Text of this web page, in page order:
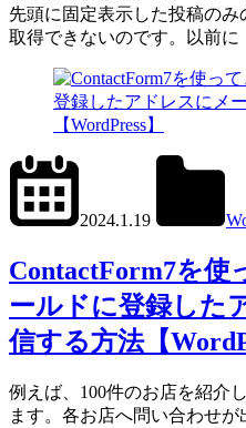
先頭に固定表示した投稿の
取得できないのです。以前に
2024.1.19
ContactForm7を使
ールドに登録した
信する方法【
例えば、100件のお店を紹介
ます。各お店へ問い合わせ